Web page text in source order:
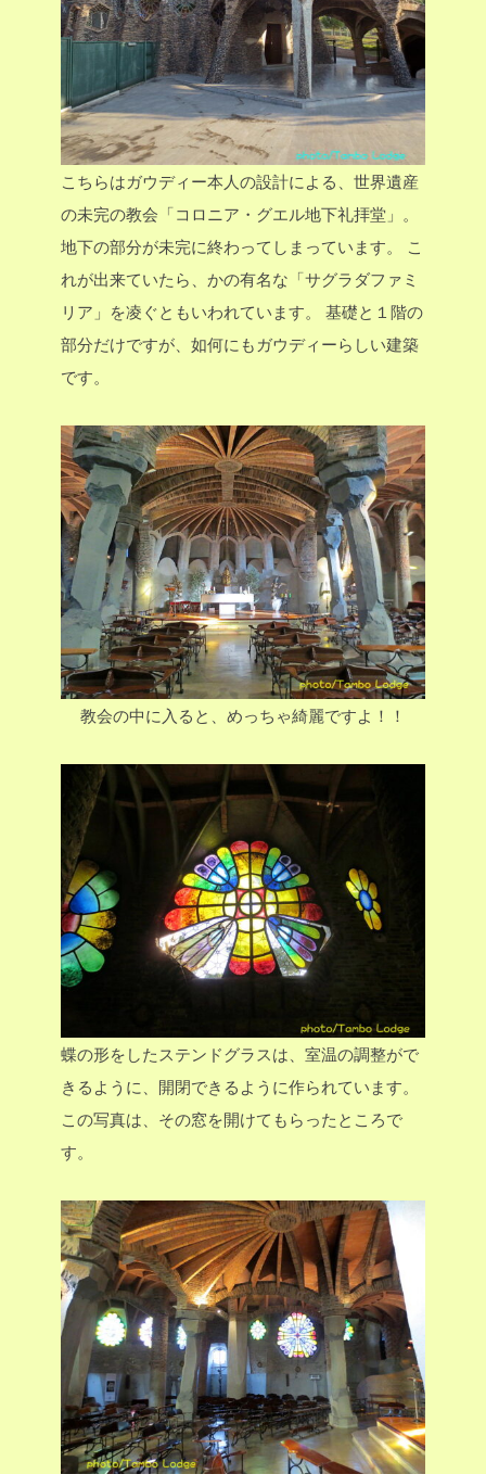
こちらはガウディー本人の設計による、世界遺産
の未完の教会「コロニア・グエル地下礼拝堂」。
地下の部分が未完に終わってしまっています。
こ
れが出来ていたら、かの有名な「サグラダファミ
リア」を凌ぐともいわれています。
基礎と１階の
部分だけですが、如何にもガウディーらしい建築
です。
教会の中に入ると、めっちゃ綺麗ですよ！！
蝶の形をしたステンドグラスは、室温の調整がで
きるように、開閉できるように作られています。
この写真は、その窓を開けてもらったところで
す。